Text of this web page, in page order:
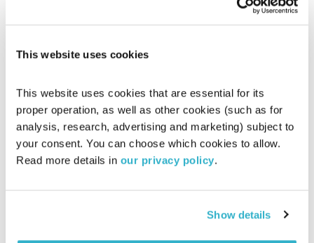
This website uses cookies
This website uses cookies that are essential for its
proper operation, as well as other cookies (such as for
analysis, research, advertising and marketing) subject to
your consent. You can choose which cookies to allow.
Read more details in our privacy policy.
Show details
כולנו אחד
מודל עשיית הטוב
אסי זיגדון
מודל עשיית הטוב – סדרת תכניות העוסקת בהטמעת ערכים בעולם